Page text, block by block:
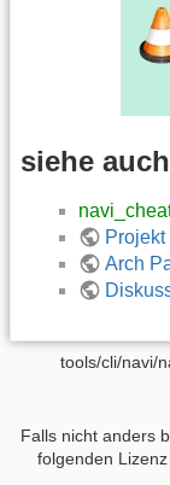
siehe auch
Arch
tools/cli/navi/
Falls nicht anders
folgenden